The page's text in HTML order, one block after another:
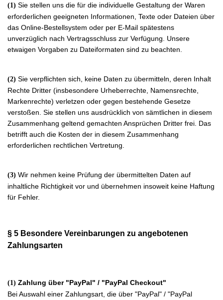
(1) Sie stellen uns die für die individuelle Gestaltung der Waren
erforderlichen geeigneten Informationen, Texte oder Dateien über
das Online-Bestellsystem oder per E-Mail spätestens
unverzüglich nach Vertragsschluss zur Verfügung. Unsere
etwaigen Vorgaben zu Dateiformaten sind zu beachten.
(2) Sie verpflichten sich, keine Daten zu übermitteln, deren Inhalt
Rechte Dritter (insbesondere Urheberrechte, Namensrechte,
Markenrechte) verletzen oder gegen bestehende Gesetze
verstoßen. Sie stellen uns ausdrücklich von sämtlichen in diesem
Zusammenhang geltend gemachten Ansprüchen Dritter frei. Das
betrifft auch die Kosten der in diesem Zusammenhang
erforderlichen rechtlichen Vertretung.
(3) Wir nehmen keine Prüfung der übermittelten Daten auf
inhaltliche Richtigkeit vor und übernehmen insoweit keine Haftung
für Fehler.
§ 5 Besondere Vereinbarungen zu angebotenen
Zahlungsarten
(1) Zahlung über "PayPal" / "PayPal Checkout"
Bei Auswahl einer Zahlungsart, die über "PayPal" / "PayPal